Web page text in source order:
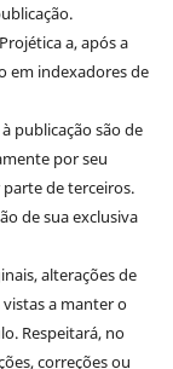
a, após a
em indexadores de
publicação são de
por seu
de terceiros.
de sua exclusiva
alterações de
a manter o
Respeitará, no
correções ou